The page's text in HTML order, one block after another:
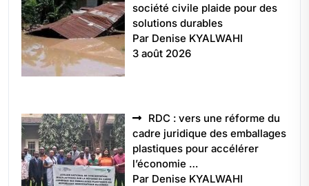
société civile plaide pour des
solutions durables
Par Denise KYALWAHI
3 août 2026
RDC : vers une réforme du
cadre juridique des emballages
plastiques pour accélérer
l’économie …
Par Denise KYALWAHI